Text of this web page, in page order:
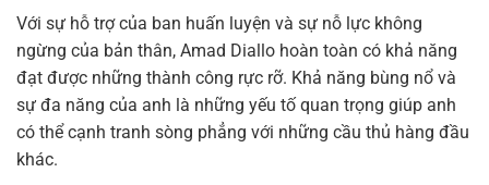
Với sự hỗ trợ của ban huấn luyện và sự nỗ lực không
ngừng của bản thân, Amad Diallo hoàn toàn có khả năng
đạt được những thành công rực rỡ. Khả năng bùng nổ và
sự đa năng của anh là những yếu tố quan trọng giúp anh
có thể cạnh tranh sòng phẳng với những cầu thủ hàng đầu
khác.